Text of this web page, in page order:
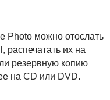
Photo можно отослать
их на
резервную копию
на CD или DVD.